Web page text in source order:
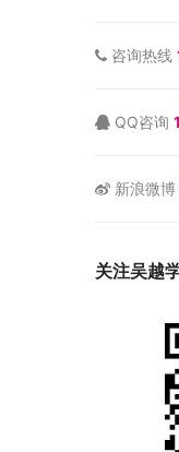
咨询热线
QQ咨询
新浪微博
关注吴越